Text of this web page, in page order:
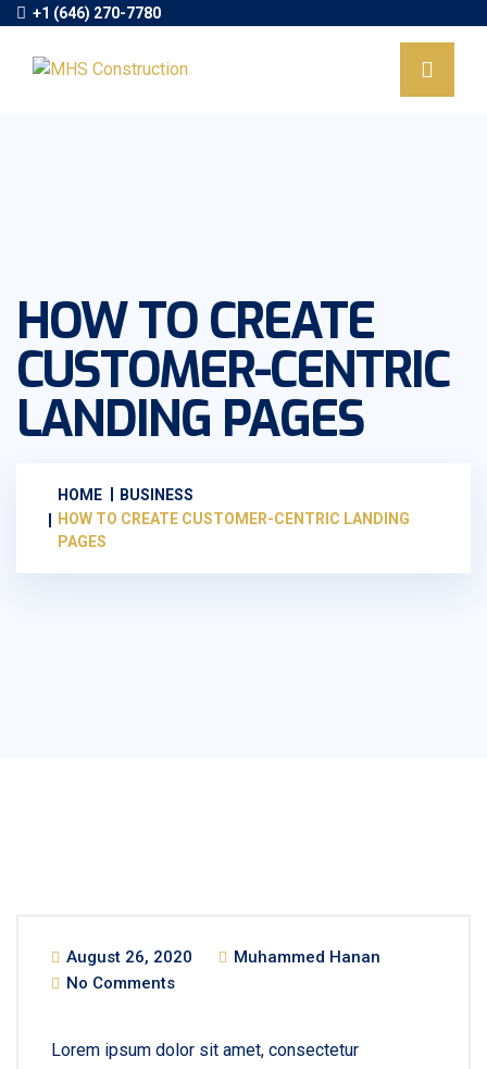
+1 (646) 270-7780
HOW TO CREATE
CUSTOMER-CENTRIC
LANDING PAGES
HOME
BUSINESS
HOW TO CREATE CUSTOMER-CENTRIC LANDING
PAGES
August 26, 2020
Muhammed Hanan
No Comments
Lorem ipsum dolor sit amet, consectetur